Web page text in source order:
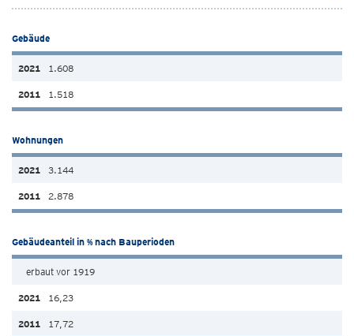
Gebäude
1.608
1.518
Wohnungen
3.144
2.878
Gebäudeanteil in % nach Bauperioden
erbaut vor 1919
16,23
17,72